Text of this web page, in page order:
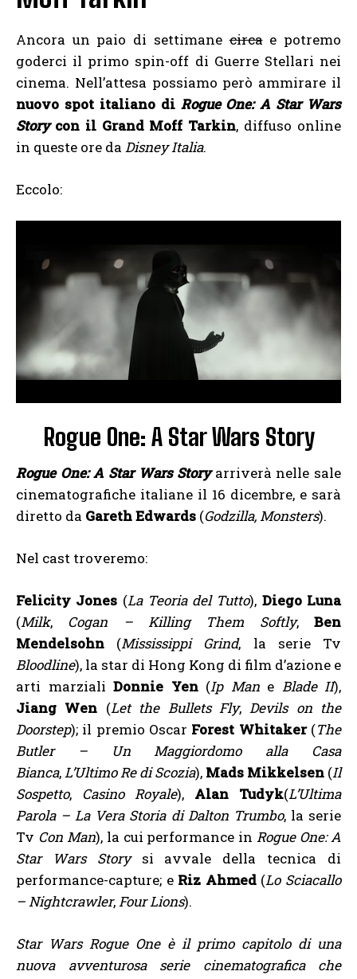
Ancora un paio di settimanecircae potremo
goderci il primo spin-off di Guerre Stellari nei
cinema. Nell’attesa possiamo però ammirare il
nuovo spot italiano di Rogue One: A Star Wars
Storycon il Grand Moff Tarkin, diffuso online
in queste ore da Disney Italia.
Eccolo:
Rogue One: A Star Wars Story
Rogue One: A Star Wars Storyarriverà nelle sale
cinematografiche italiane il 16 dicembre, e sarà
diretto da Gareth Edwards (Godzilla, Monsters).
Nel cast troveremo:
Felicity Jones (La Teoria del Tutto), Diego Luna
(Milk, Cogan – Killing Them Softly,Ben
Mendelsohn (Mississippi Grind, la serie Tv
Bloodline), la star di Hong Kong di film d’azione e
arti marziali Donnie Yen(Ip Mane Blade II),
Jiang Wen (Let the Bullets Fly,Devils on the
Doorstep); il premio Oscar Forest Whitaker (The
Butler – Un Maggiordomo alla Casa
Bianca,L’Ultimo Re di Scozia), Mads Mikkelsen (Il
Sospetto, Casino Royale), Alan Tudyk(L’Ultima
Parola – La Vera Storia di Dalton Trumbo, la serie
Tv Con Man), la cui performance inRogue One: A
Star Wars Story si avvale della tecnica di
performance-capture; e Riz Ahmed (Lo Sciacallo
– Nightcrawler,Four Lions).
Star Wars Rogue One è il primo capitolo di una
nuova avventurosa serie cinematografica che